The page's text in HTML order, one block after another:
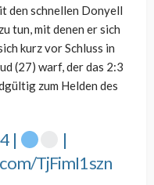
den schnellen Donyell
tun, mit denen er sich
kurz vor Schluss in
(27) warf, der das 2:3
zum Helden des
|
|
TjFimI1szn